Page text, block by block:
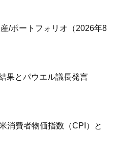
産/ポートフォリオ（2026年8
果とパウエル議長発言
消費者物価指数（CPI）と